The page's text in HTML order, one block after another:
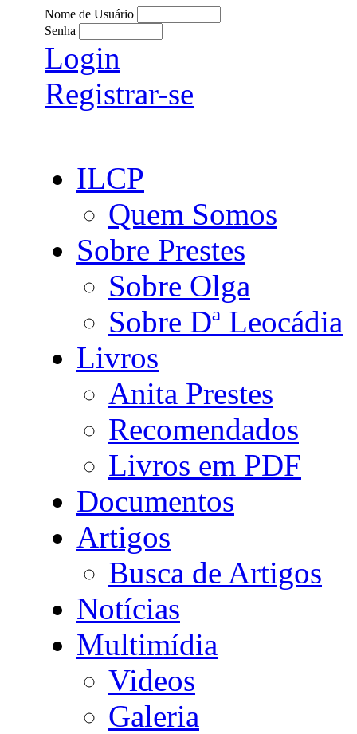
Nome de Usuário
Senha
Login
Registrar-se
ILCP
Quem Somos
Sobre Prestes
Sobre Olga
Sobre Dª Leocádia
Livros
Anita Prestes
Recomendados
Livros em PDF
Documentos
Artigos
Busca de Artigos
Notícias
Multimídia
Videos
Galeria